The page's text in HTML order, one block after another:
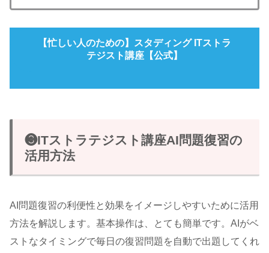
【忙しい人のための】スタディング ITストラ
テジスト講座【公式】
❸ITストラテジスト講座AI問題復習の
活用方法
AI問題復習の利便性と効果をイメージしやすいために活用
方法を解説します。基本操作は、とても簡単です。AIがベ
ストなタイミングで毎日の復習問題を自動で出題してくれ